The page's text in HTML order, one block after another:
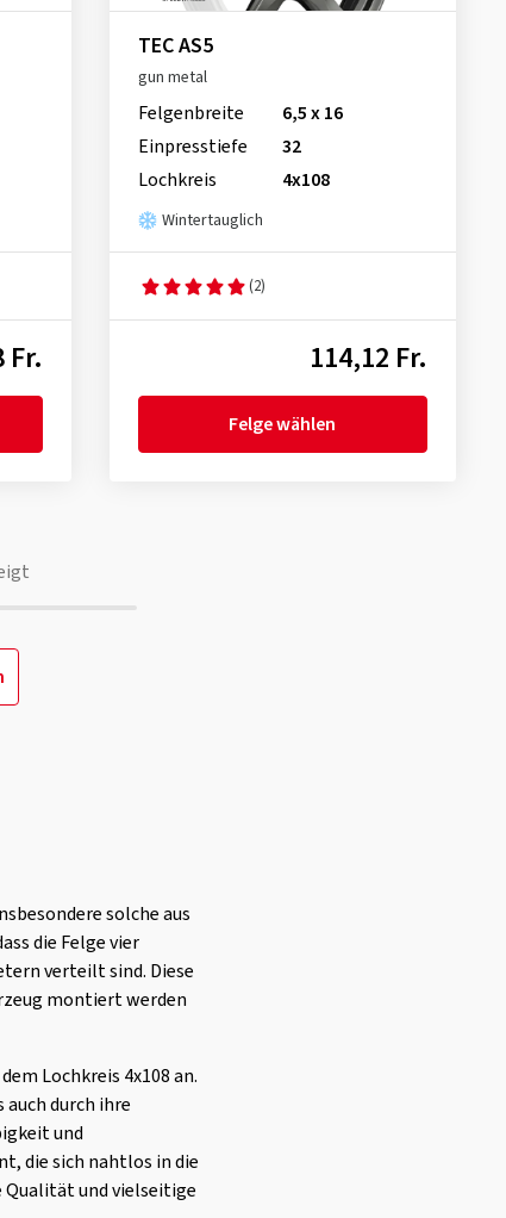
Fr.
TEC AS5
gun metal
Felgenbreite
6,5 x 16
Einpresstiefe
32
Lochkreis
4x108
Wintertauglich
(2)
114,12 Fr.
Felge wählen
solche aus
die Felge vier
verteilt sind. Diese
montiert werden
Lochkreis 4x108 an.
durch ihre
und
die sich nahtlos in die
Qualität und vielseitige